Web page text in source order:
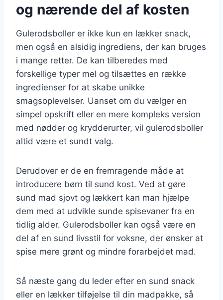
og nærende del af kosten
Gulerodsboller er ikke kun en lækker snack,
men også en alsidig ingrediens, der kan bruges
i mange retter. De kan tilberedes med
forskellige typer mel og tilsættes en række
ingredienser for at skabe unikke
smagsoplevelser. Uanset om du vælger en
simpel opskrift eller en mere kompleks version
med nødder og krydderurter, vil gulerodsboller
altid være et sundt valg.
Derudover er de en fremragende måde at
introducere børn til sund kost. Ved at gøre
sund mad sjovt og lækkert kan man hjælpe
dem med at udvikle sunde spisevaner fra en
tidlig alder. Gulerodsboller kan også være en
del af en sund livsstil for voksne, der ønsker at
spise mere grønt og mindre forarbejdet mad.
Så næste gang du leder efter en sund snack
eller en lækker tilføjelse til din madpakke, så